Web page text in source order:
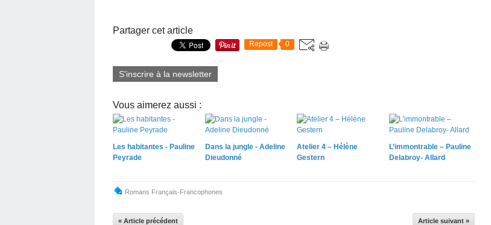
Partager cet article
Repost 0
S'inscrire à la newsletter
Vous aimerez aussi :
Les habitantes - Pauline
Peyrade
Dans la jungle - Adeline
Dieudonné
Atelier 4 – Hélène
Gestern
L’immontrable – Pauline
Delabroy- Allard
Romans Français-Francophones
« Article précédent Article suivant »